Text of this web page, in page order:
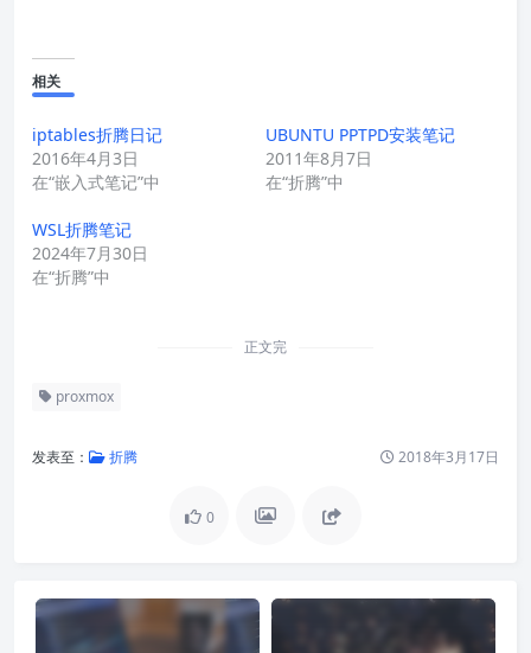
相关
iptables折腾日记
2016年4月3日
在“嵌入式笔记”中
UBUNTU PPTPD安装笔记
2011年8月7日
在“折腾”中
WSL折腾笔记
2024年7月30日
在“折腾”中
正文完
proxmox
发表至： 折腾 2018年3月17日
0